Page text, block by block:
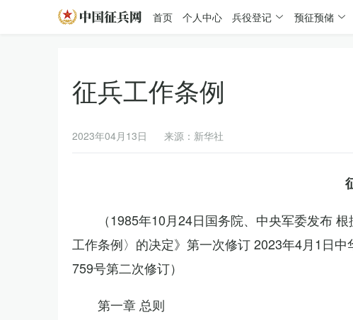
首页 个人中心 兵役登记 预征预储
征兵工作条例
2023年04月13日 来源：新华社
（1985年10月24日国务院、中央军委发布
工作条例〉的决定》第一次修订 2023年4月1日
759号第二次修订）
第一章 总则